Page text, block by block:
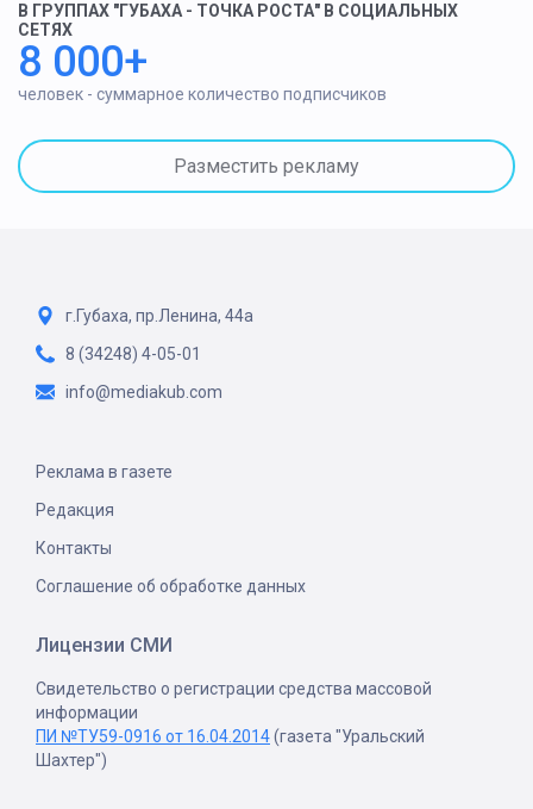
В ГРУППАХ "ГУБАХА - ТОЧКА РОСТА" В СОЦИАЛЬНЫХ
СЕТЯХ
8 000+
человек - суммарное количество подписчиков
Разместить рекламу
г.Губаха, пр.Ленина, 44а
8 (34248) 4-05-01
info@mediakub.com
Реклама в газете
Редакция
Контакты
Соглашение об обработке данных
Лицензии СМИ
Свидетельство о регистрации средства массовой
информации
ПИ №ТУ59-0916 от 16.04.2014(газета "Уральский
Шахтер")